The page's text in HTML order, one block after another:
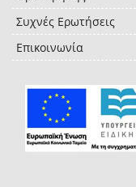
Συχνές Ερωτήσεις
Επικοινωνία